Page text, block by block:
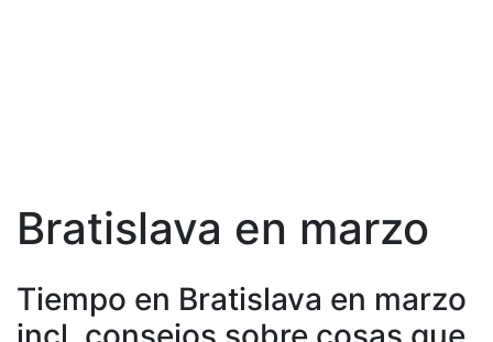
Bratislava en marzo
Tiempo en Bratislava en marzo